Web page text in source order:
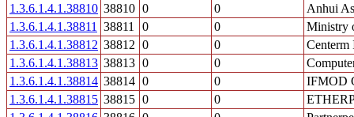
1.3.6.1.4.1.38810 38810 0 0
Anhui
1.3.6.1.4.1.38811
38811 0 0
Ministry
1.3.6.1.4.1.38812 38812 0 0
Centerm
1.3.6.1.4.1.38813 38813 0 0
1.3.6.1.4.1.38814 38814 0 0
IFMOD
1.3.6.1.4.1.38815 38815 0 0